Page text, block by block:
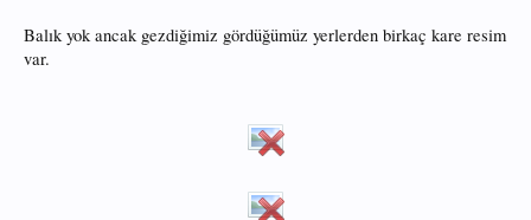
Balık yok ancak gezdiğimiz gördüğümüz yerlerden birkaç kare resim
var.